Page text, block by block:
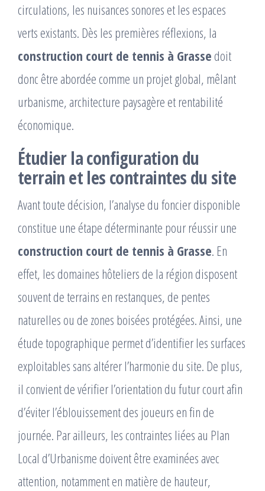
circulations, les nuisances sonores et les espaces
verts existants. Dès les premières réflexions, la
construction court de tennis à Grasse doit
donc être abordée comme un projet global, mêlant
urbanisme, architecture paysagère et rentabilité
économique.
Étudier la configuration du
terrain et les contraintes du site
Avant toute décision, l’analyse du foncier disponible
constitue une étape déterminante pour réussir une
construction court de tennis à Grasse. En
effet, les domaines hôteliers de la région disposent
souvent de terrains en restanques, de pentes
naturelles ou de zones boisées protégées. Ainsi, une
étude topographique permet d’identifier les surfaces
exploitables sans altérer l’harmonie du site. De plus,
il convient de vérifier l’orientation du futur court afin
d’éviter l’éblouissement des joueurs en fin de
journée. Par ailleurs, les contraintes liées au Plan
Local d’Urbanisme doivent être examinées avec
attention, notamment en matière de hauteur,